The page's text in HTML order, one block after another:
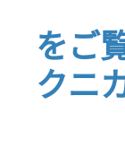
をご
クニ